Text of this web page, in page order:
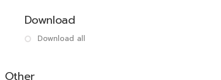
Download
Download all
Other